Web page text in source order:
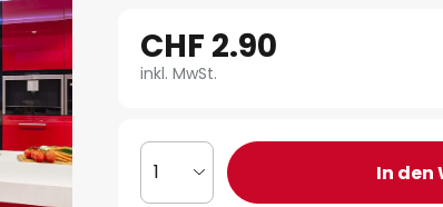
CHF 2.90
inkl. MwSt.
1 In den